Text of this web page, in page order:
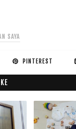
SAYA
PINTEREST